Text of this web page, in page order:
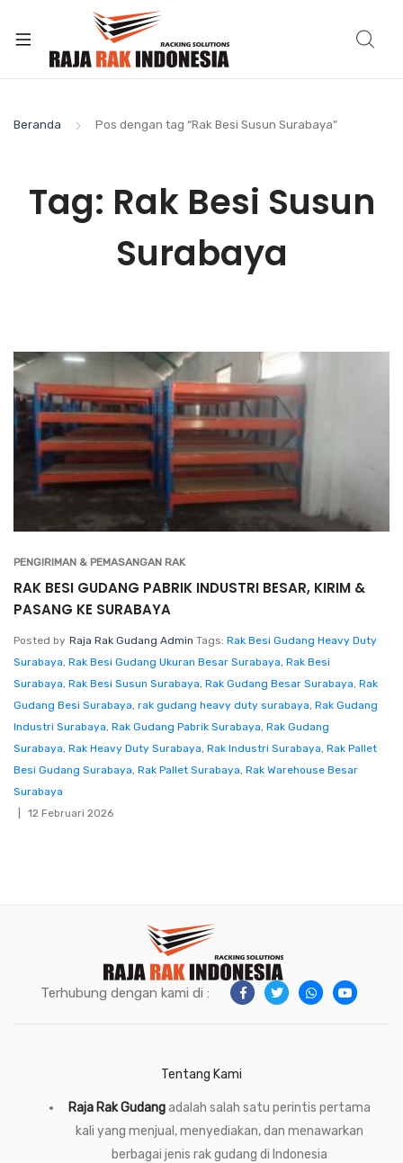
Beranda Pos dengan tag “Rak Besi Susun Surabaya”
Tag: Rak Besi Susun
Surabaya
PENGIRIMAN & PEMASANGAN RAK
RAK BESI GUDANG PABRIK INDUSTRI BESAR, KIRIM &
PASANG KE SURABAYA
Posted by Raja Rak Gudang Admin Tags: Rak Besi Gudang Heavy Duty
Surabaya, Rak Besi Gudang Ukuran Besar Surabaya, Rak Besi
Surabaya, Rak Besi Susun Surabaya, Rak Gudang Besar Surabaya, Rak
Gudang Besi Surabaya, rak gudang heavy duty surabaya, Rak Gudang
Industri Surabaya, Rak Gudang Pabrik Surabaya, Rak Gudang
Surabaya, Rak Heavy Duty Surabaya, Rak Industri Surabaya, Rak Pallet
Besi Gudang Surabaya, Rak Pallet Surabaya, Rak Warehouse Besar
Surabaya
12 Februari 2026
Terhubung dengan kami di :
Tentang Kami
Raja Rak Gudangadalah salah satu perintis pertama
kali yang menjual, menyediakan, dan menawarkan
berbagai jenis rak gudang di Indonesia